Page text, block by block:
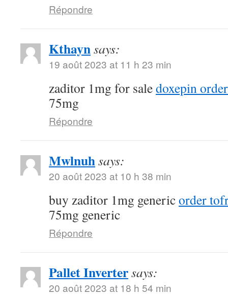
Répondre
Kthaynsays:
19 août 2023 at 11 h 23 min
zaditor 1mg for saledoxepin order
75mg
Répondre
Mwlnuhsays:
20 août 2023 at 10 h 38 min
buy zaditor 1mg genericorder
75mg generic
Répondre
Pallet Invertersays:
20 août 2023 at 18 h 54 min